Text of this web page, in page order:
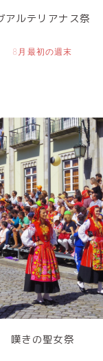
アルテリアナス祭
8月最初の週末
嘆きの聖女祭